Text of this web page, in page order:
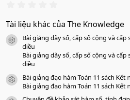
0
0
a
Tài liệu khác của The Knowledge
icon tài liệu
Bài giảng dãy số, cấp số cộng và cấp
diều
Bài giảng dãy số, cấp số cộng và cấp
diều
icon tài liệu
Bài giảng đạo hàm Toán 11 sách
Bài giảng đạo hàm Toán 11 sách